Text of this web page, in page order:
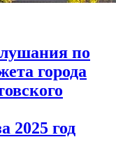
по
города
2025 год